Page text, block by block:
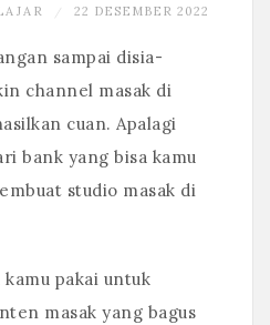
22 DESEMBER 2022
sampai disia-
channel masak di
cuan. Apalagi
bank yang bisa kamu
studio masak di
pakai untuk
masak yang bagus